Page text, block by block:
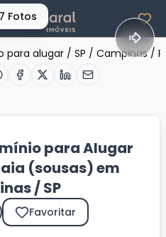
Fotos
para alugar / SP / Campinas /
para Alugar
(sousas) em
/ SP
Favoritar